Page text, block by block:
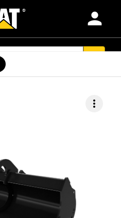
person
more_vert